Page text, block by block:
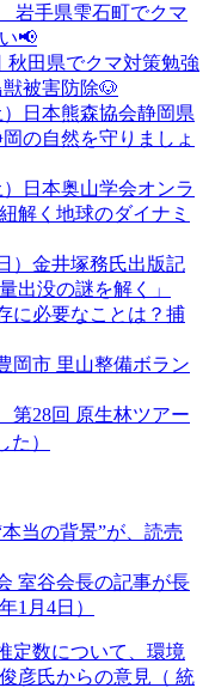
岩手県雫石町でクマ
📢
秋田県でクマ対策勉強
被害防除🐶
日本熊森協会静岡県
の自然を守りましょ
日本奥山学会オンラ
解く地球のダイナミ
）金井塚務氏出版記
出没の謎を解く」
に必要なことは？捕
岡市 里山整備ボラン
28回 原生林ツアー
た）
当の背景”が、読売
室谷会長の記事が長
1月4日）
定数について、環境
彦氏からの意見（ 統